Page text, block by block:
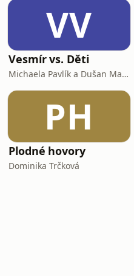
VV
Vesmír vs. Děti
Michaela Pavlík a Dušan Majer
PH
Plodné hovory
Dominika Trčková